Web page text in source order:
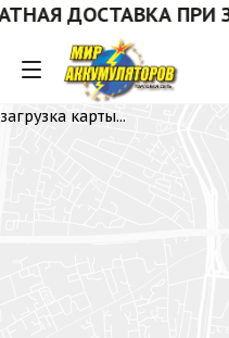
ДОСТАВКА ПРИ
загрузка карты...